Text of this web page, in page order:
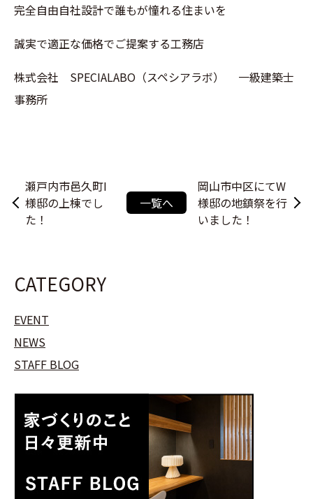
完全自由自社設計で誰もが憧れる住まいを
誠実で適正な価格でご提案する工務店
株式会社 SPECIALABO（スペシアラボ） 一級建築士
事務所
瀬戸内市邑久町I
様邸の上棟でし
た！
一覧へ
岡山市中区にてW
様邸の地鎮祭を行
いました！
CATEGORY
EVENT
NEWS
STAFF BLOG